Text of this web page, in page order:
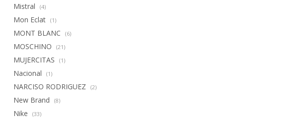
Mistral (4)
Mon Eclat (1)
MONT BLANC (6)
MOSCHINO (21)
MUJERCITAS (1)
Nacional (1)
NARCISO RODRIGUEZ (2)
New Brand (8)
Nike (33)